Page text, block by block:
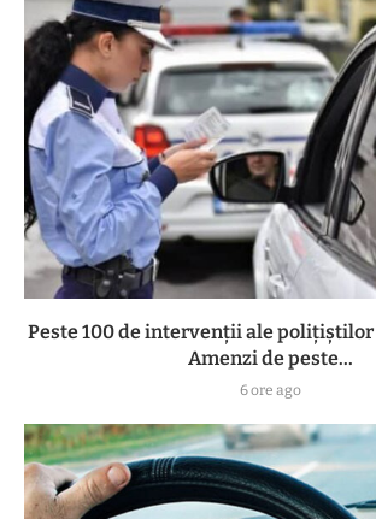
Peste 100 de intervenții ale
Amenzi de peste...
6 ore ago